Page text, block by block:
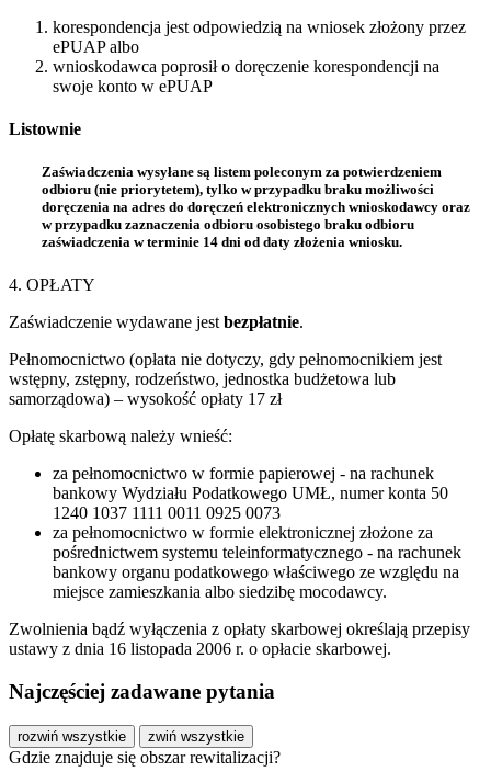
korespondencja jest odpowiedzią na wniosek złożony przez
ePUAP albo
wnioskodawca poprosił o doręczenie korespondencji na
swoje konto w ePUAP
Listownie
Zaświadczenia wysyłane są listem poleconym za potwierdzeniem
odbioru (nie priorytetem), tylko w przypadku braku możliwości
doręczenia na adres do doręczeń elektronicznych wnioskodawcy oraz
w przypadku zaznaczenia odbioru osobistego braku odbioru
zaświadczenia w terminie 14 dni od daty złożenia wniosku.
4. OPŁATY
Zaświadczenie wydawane jest bezpłatnie.
Pełnomocnictwo (opłata nie dotyczy, gdy pełnomocnikiem jest
wstępny, zstępny, rodzeństwo, jednostka budżetowa lub
samorządowa) – wysokość opłaty 17 zł
Opłatę skarbową należy wnieść:
za pełnomocnictwo w formie papierowej - na rachunek
bankowy Wydziału Podatkowego UMŁ, numer konta 50
1240 1037 1111 0011 0925 0073
za pełnomocnictwo w formie elektronicznej złożone za
pośrednictwem systemu teleinformatycznego - na rachunek
bankowy organu podatkowego właściwego ze względu na
miejsce zamieszkania albo siedzibę mocodawcy.
Zwolnienia bądź wyłączenia z opłaty skarbowej określają przepisy
ustawy z dnia 16 listopada 2006 r. o opłacie skarbowej.
Najczęściej zadawane pytania
rozwiń wszystkie zwiń wszystkie
Gdzie znajduje się obszar rewitalizacji?